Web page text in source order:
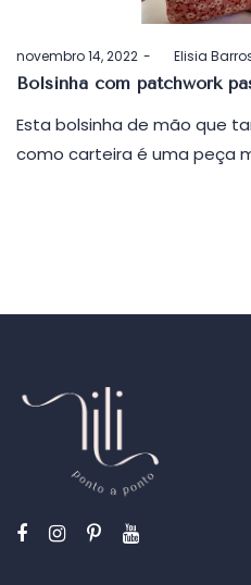
Postado
em
novembro 14, 2022 byElisia
Bolsinha com patchwork
Esta bolsinha de mão que
como carteira é uma peça